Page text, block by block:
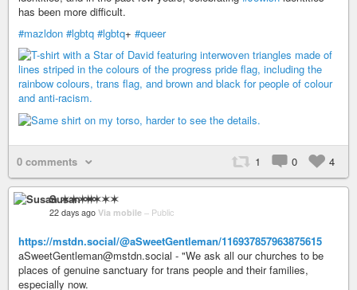
has been more difficult.
#mazldon #lgbtq #lgbtq+ #queer
0 comments 1 0 4
Susan ✶✶✶✶
22 days ago Via mobile – Public
https://mstdn.social/@aSweetGentleman/116937857963875615
aSweetGentleman@mstdn.social - "We ask all our churches to be
places of genuine sanctuary for trans people and their families,
especially now.